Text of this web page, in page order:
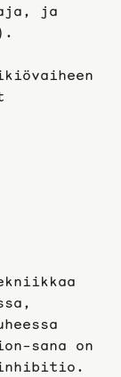
ja
sana on
inhibitio.